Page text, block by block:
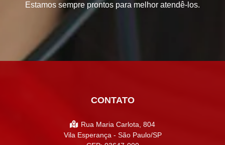
Estamos sempre prontos para melhor atendê-los.
CONTATO
Rua Maria Carlota, 804
Vila Esperança - São Paulo/SP